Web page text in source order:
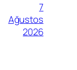
7
Ağustos
2026